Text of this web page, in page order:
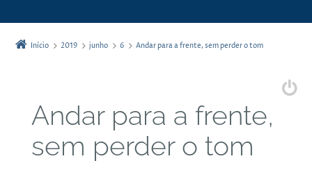
Início 2019 junho 6 Andar para a frente, sem perder o tom
Andar para a frente,
sem perder o tom